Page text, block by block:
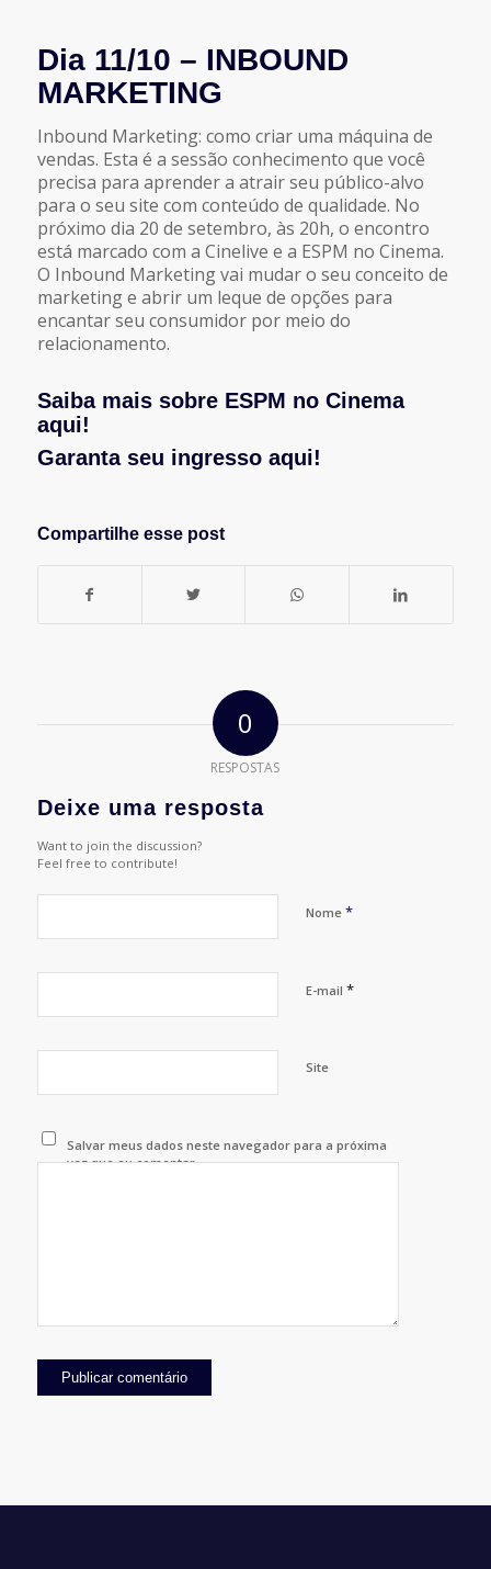
Dia 11/10 – INBOUND
MARKETING
Inbound Marketing: como criar uma máquina de
vendas. Esta é a sessão conhecimento que você
precisa para aprender a atrair seu público-alvo
para o seu site com conteúdo de qualidade. No
próximo dia 20 de setembro, às 20h, o encontro
está marcado com a Cinelive e a ESPM no Cinema.
O Inbound Marketing vai mudar o seu conceito de
marketing e abrir um leque de opções para
encantar seu consumidor por meio do
relacionamento.
Saiba mais sobre ESPM no Cinema
aqui!
Garanta seu ingresso aqui!
Compartilhe esse post
0
RESPOSTAS
Deixe uma resposta
Want to join the discussion?
Feel free to contribute!
Nome *
E-mail *
Site
Salvar meus dados neste navegador para a próxima
vez que eu comentar.